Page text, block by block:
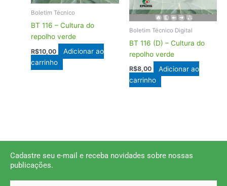
Boletim Técnico
BT 116 – Cultura do
repolho verde
R$10,00
Adicionar ao
carrinho
Boletim Técnico Digital
BT 116 (D) – Cultura do
repolho verde
R$8,00
Adicionar ao
carrinho
Cadastre seu e-mail e receba novidades sobre nossas
publicações.